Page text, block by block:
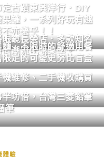
古蹟東興洋行．DIY
罐，一系列好玩有趣
亦樂乎！！
鏡長榮店．多款知名
潮流配鏡美學。
．不限時的舒適用餐
定的可愛史努比盲盒
維修、二手機收購買
功倍，台灣三菱鉛筆
筆
體驗